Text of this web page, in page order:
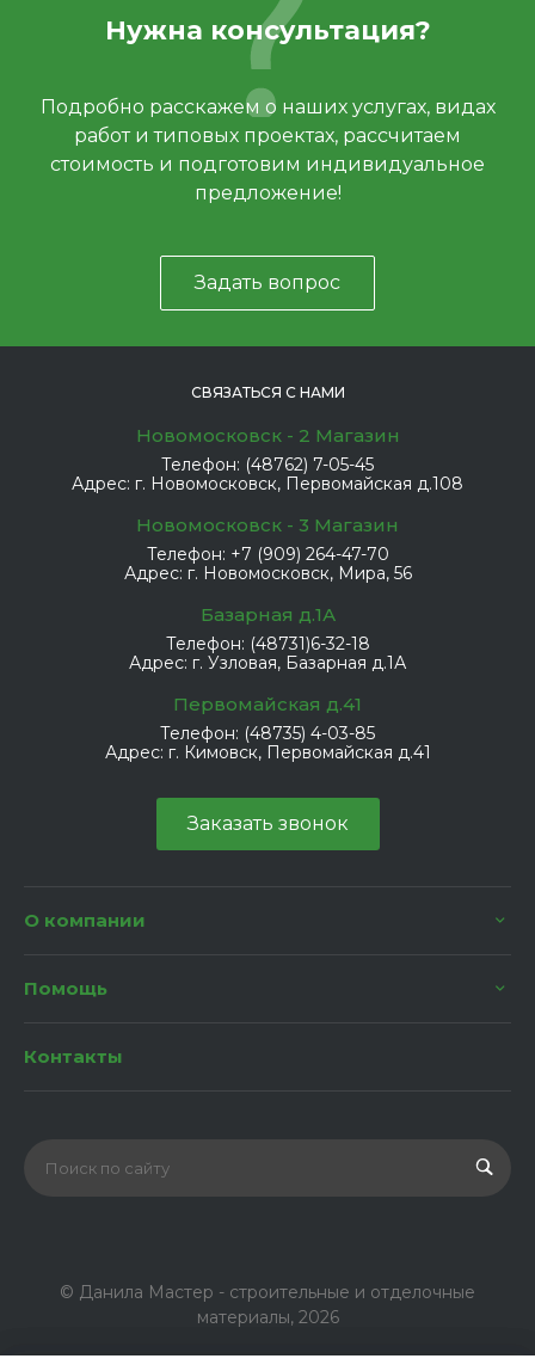
Нужна консультация?
Подробно расскажем о наших услугах, видах
работ и типовых проектах, рассчитаем
стоимость и подготовим индивидуальное
предложение!
Задать вопрос
СВЯЗАТЬСЯ С НАМИ
Новомосковск - 2 Магазин
Телефон: (48762) 7-05-45
Адрес: г. Новомосковск, Первомайская д.108
Новомосковск - 3 Магазин
Телефон: +7 (909) 264-47-70
Адрес: г. Новомосковск, Мира, 56
Базарная д.1А
Телефон: (48731)6-32-18
Адрес: г. Узловая, Базарная д.1А
Первомайская д.41
Телефон: (48735) 4-03-85
Адрес: г. Кимовск, Первомайская д.41
Заказать звонок
О компании
Помощь
Контакты
© Данила Мастер - строительные и отделочные
материалы, 2026